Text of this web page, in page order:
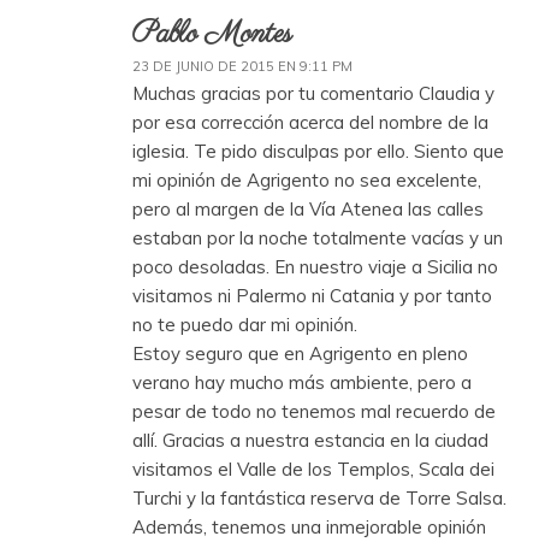
Pablo Montes
23 DE JUNIO DE 2015 EN 9:11 PM
Muchas gracias por tu comentario Claudia y
por esa corrección acerca del nombre de la
iglesia. Te pido disculpas por ello. Siento que
mi opinión de Agrigento no sea excelente,
pero al margen de la Vía Atenea las calles
estaban por la noche totalmente vacías y un
poco desoladas. En nuestro viaje a Sicilia no
visitamos ni Palermo ni Catania y por tanto
no te puedo dar mi opinión.
Estoy seguro que en Agrigento en pleno
verano hay mucho más ambiente, pero a
pesar de todo no tenemos mal recuerdo de
allí. Gracias a nuestra estancia en la ciudad
visitamos el Valle de los Templos, Scala dei
Turchi y la fantástica reserva de Torre Salsa.
Además, tenemos una inmejorable opinión